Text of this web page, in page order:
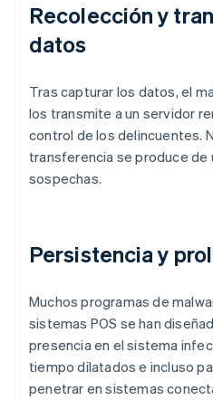
Recolección y
datos
Tras capturar los datos, el
los transmite a un servidor
control de los delincuentes.
transferencia se produce de
sospechas.
Persistencia y
Muchos programas de
sistemas POS se han
presencia en el sistema
tiempo dilatados e incluso
penetrar en sistemas